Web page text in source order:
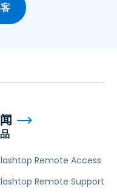
Remote Access
Remote Support